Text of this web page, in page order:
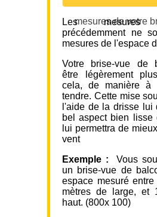
mesures de votre
Les mesures
précédemment ne
mesures de l'espace
Votre brise-vue de
être légèrement
cela, de manière à
tendre. Cette mise
l'aide de la drisse lui
bel aspect bien lisse
lui permettra de
vent
Exemple :
Vous
un brise-vue de
espace mesuré
mètres de large, et
haut. (800x 100)